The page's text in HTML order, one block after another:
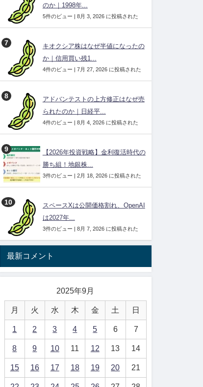
のか｜1998年...
5件のビュー | 8月 3, 2026 に投稿された
キオクシア株はなぜ半値になったの
か｜信用買い残1...
4件のビュー | 7月 27, 2026 に投稿された
アドバンテストの上方修正はなぜ売
られたのか｜日経平...
4件のビュー | 8月 4, 2026 に投稿された
【2026年投資戦略】金利復活時代の
勝ち組！地銀株...
3件のビュー | 2月 18, 2026 に投稿された
スペースXは公開価格割れ、OpenAI
は2027年...
3件のビュー | 8月 7, 2026 に投稿された
最新コメント
2025年9月
月 火 水 木 金 土 日
1 2 3 4 5 6 7
8 9 10 11 12 13 14
15 16 17 18 19 20 21